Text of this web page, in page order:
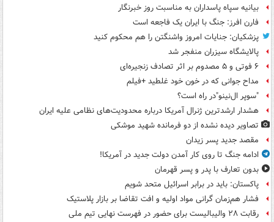
بیانیه سپاه پاسداران به مناسبت روز خبرنگار
فارن افرز: جنگ با ایران یک فاجعه است
پزشکیان: جنایات امروز واشنگتن را هم محکوم کنید
پالایشگاه سیزران منفجر شد
۶ فوتی و ۵ مصدوم بر اثر تصادف زنجیره‌ای
مداح جوانی که در خون خود غلطید +فیلم
"سوپر ال‌نینو"در راه است؟
هشدار ارشدترین ژنرال آمریکا درباره محدودیت‌های نظامی علیه ایران
تصاویر دیده‌ نشده از دو فرمانده شهید موشکی
مقصد جدید پسر زیدان
ادامه جنگ تا روی کار آمدن دولت جدید در آمریکا!
بدون تعارف با پدر و پسر قهرمان
پاکستان: باید در برابر اسرائیل متحد شویم
فشار هم‌زمان گرانی مواد اولیه و افت تقاضا بر بازار پلاستیک
رقابت ۲۸ والیبالیست برای حضور در فهرست نهایی تیم ملی